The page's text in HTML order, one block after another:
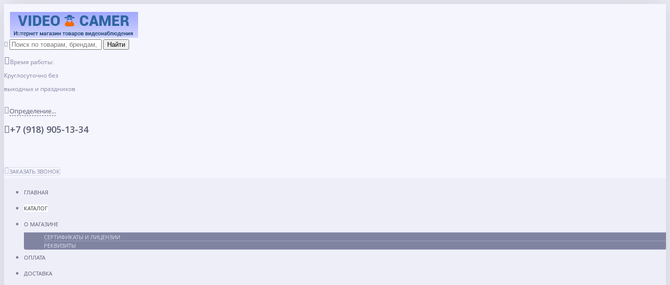
Время работы:
Круглосуточно без
выходных и праздников
Определение...
+7 (918) 905-13-34
ЗАКАЗАТЬ ЗВОНОК
ГЛАВНАЯ
КАТАЛОГ
О МАГАЗИНЕ
СЕРТИФИКАТЫ И ЛИЦЕНЗИИ
РЕКВИЗИТЫ
ОПЛАТА
ДОСТАВКА